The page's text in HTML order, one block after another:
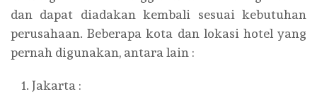
dan dapat diadakan kembali sesuai kebutuhan
perusahaan. Beberapa kota dan lokasi hotel yang
pernah digunakan, antara lain :
Jakarta :